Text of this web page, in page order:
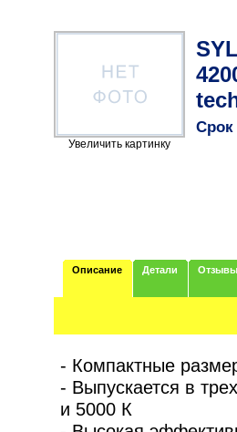
Увеличить картинку
Срок
Описание Детали Отзывы
- Компактные
- Выпускается в
и 5000 К